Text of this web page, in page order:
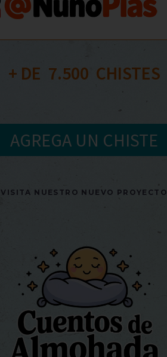
+ DE 7.500
  CHISTES
AGREGA UN CHISTE
VISITA NUESTRO NUEVO PROYECTO